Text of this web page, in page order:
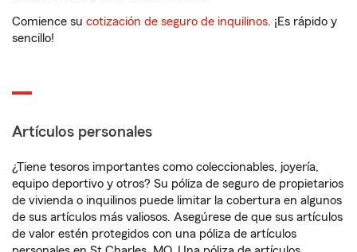
Comience su cotización de seguro de inquilinos. ¡Es rápido y
sencillo!
Artículos personales
¿Tiene tesoros importantes como coleccionables, joyería,
equipo deportivo y otros? Su póliza de seguro de propietarios
de vivienda o inquilinos puede limitar la cobertura en algunos
de sus artículos más valiosos. Asegúrese de que sus artículos
de valor estén protegidos con una póliza de artículos